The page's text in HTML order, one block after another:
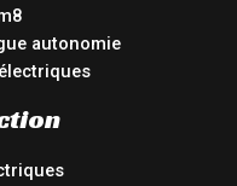
autonomie